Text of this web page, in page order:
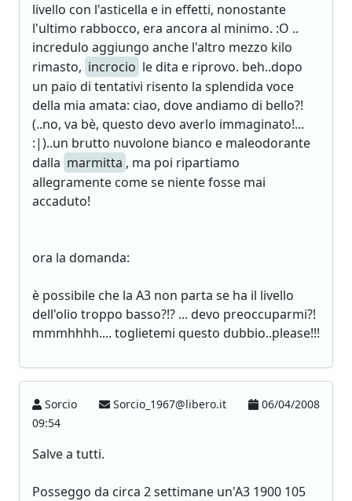
livello con l'asticella e in effetti, nonostante
l'ultimo rabbocco, era ancora al minimo. :O ..
incredulo aggiungo anche l'altro mezzo kilo
rimasto, incrocio le dita e riprovo. beh..dopo
un paio di tentativi risento la splendida voce
della mia amata: ciao, dove andiamo di bello?!
(..no, va bè, questo devo averlo immaginato!...
:|)..un brutto nuvolone bianco e maleodorante
dalla marmitta , ma poi ripartiamo
allegramente come se niente fosse mai
accaduto!
ora la domanda:
è possibile che la A3 non parta se ha il livello
dell'olio troppo basso?!? ... devo preoccuparmi?!
mmmhhhh.... toglietemi questo dubbio..please!!!
Sorcio Sorcio_1967@libero.it
06/04/2008
09:54
Salve a tutti.
Posseggo da circa 2 settimane un'A3 1900 105